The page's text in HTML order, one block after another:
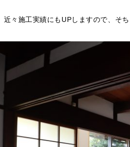
近々施工実績にもUPしますので、そち